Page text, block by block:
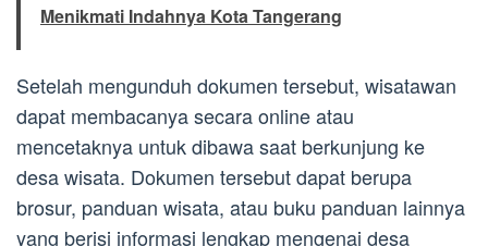
Menikmati Indahnya Kota Tangerang
Setelah mengunduh dokumen tersebut, wisatawan
dapat membacanya secara online atau
mencetaknya untuk dibawa saat berkunjung ke
desa wisata. Dokumen tersebut dapat berupa
brosur, panduan wisata, atau buku panduan lainnya
yang berisi informasi lengkap mengenai desa